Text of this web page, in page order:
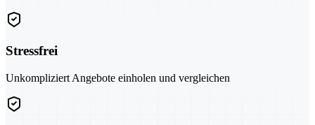
Stressfrei
Unkompliziert Angebote einholen und vergleichen